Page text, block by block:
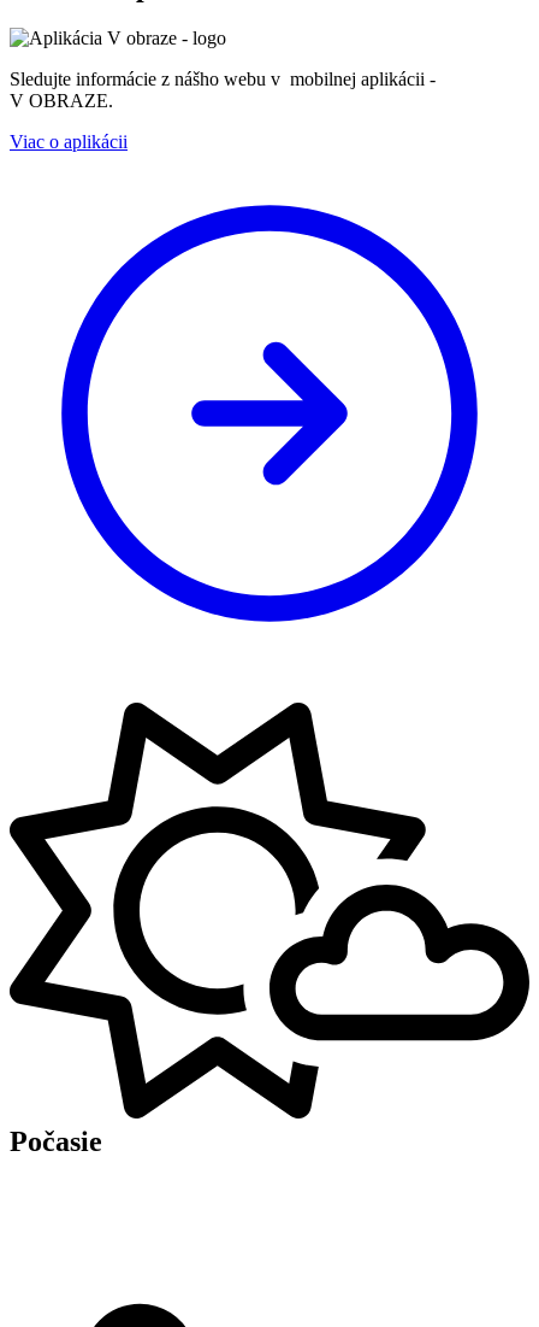
Sledujte informácie z nášho webu v mobilnej aplikácii -
V OBRAZE.
Viac o aplikácii
Počasie